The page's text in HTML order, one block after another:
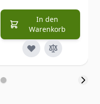
In den
Warenkorb